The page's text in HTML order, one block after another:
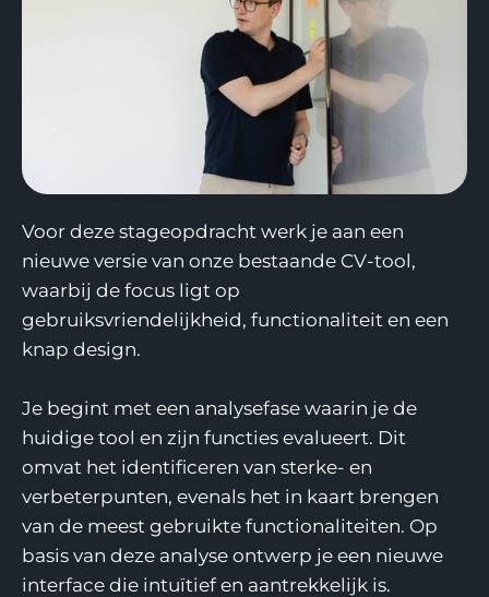
Voor deze stageopdracht werk je aan een
nieuwe versie van onze bestaande CV-tool,
waarbij de focus ligt op
gebruiksvriendelijkheid, functionaliteit en een
knap design.
Je begint met een analysefase waarin je de
huidige tool en zijn functies evalueert. Dit
omvat het identificeren van sterke- en
verbeterpunten, evenals het in kaart brengen
van de meest gebruikte functionaliteiten. Op
basis van deze analyse ontwerp je een nieuwe
interface die intuïtief en aantrekkelijk is.